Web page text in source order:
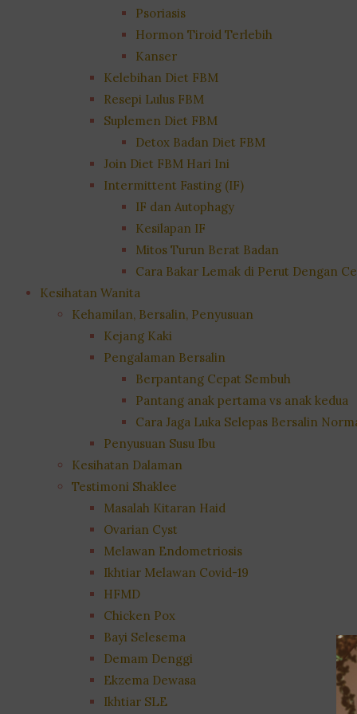
Psoriasis
Hormon Tiroid Terlebih
Kanser
Kelebihan Diet FBM
Resepi Lulus FBM
Suplemen Diet FBM
Detox Badan Diet FBM
Join Diet FBM Hari Ini
Intermittent Fasting (IF)
IF dan Autophagy
Kesilapan IF
Mitos Turun Berat Badan
Cara Bakar Lemak di Perut Dengan
Kesihatan Wanita
Kehamilan, Bersalin, Penyusuan
Kejang Kaki
Pengalaman Bersalin
Berpantang Cepat Sembuh
Pantang anak pertama vs anak kedua
Cara Jaga Luka Selepas Bersalin
Penyusuan Susu Ibu
Kesihatan Dalaman
Testimoni Shaklee
Masalah Kitaran Haid
Ovarian Cyst
Melawan Endometriosis
Ikhtiar Melawan Covid-19
HFMD
Chicken Pox
Bayi Selesema
Demam Denggi
Ekzema Dewasa
Ikhtiar SLE